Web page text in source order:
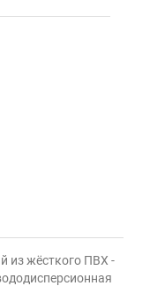
из жёсткого ПВХ -